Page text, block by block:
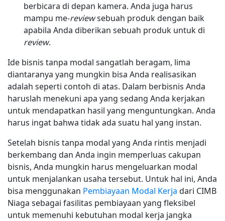
berbicara di depan kamera. Anda juga harus
mampu me-reviewsebuah produk dengan baik
apabila Anda diberikan sebuah produk untuk di
review.
Ide bisnis tanpa modal sangatlah beragam, lima
diantaranya yang mungkin bisa Anda realisasikan
adalah seperti contoh di atas. Dalam berbisnis Anda
haruslah menekuni apa yang sedang Anda kerjakan
untuk mendapatkan hasil yang menguntungkan. Anda
harus ingat bahwa tidak ada suatu hal yang instan.
Setelah bisnis tanpa modal yang Anda rintis menjadi
berkembang dan Anda ingin memperluas cakupan
bisnis, Anda mungkin harus mengeluarkan modal
untuk menjalankan usaha tersebut. Untuk hal ini, Anda
bisa menggunakan Pembiayaan Modal Kerja dari CIMB
Niaga sebagai fasilitas pembiayaan yang fleksibel
untuk memenuhi kebutuhan modal kerja jangka